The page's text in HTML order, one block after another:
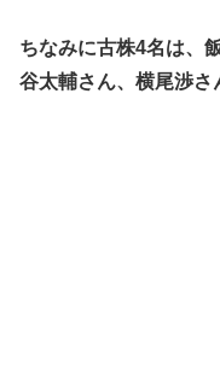
ちなみに古株4名は、
谷太輔さん、横尾渉さ